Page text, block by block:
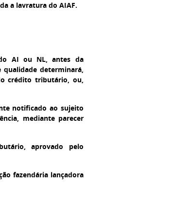
a lavratura do AIAF.
AI ou NL, antes da
determinará,
crédito tributário, ou,
notificado ao sujeito
mediante parecer
aprovado pelo
fazendária lançadora